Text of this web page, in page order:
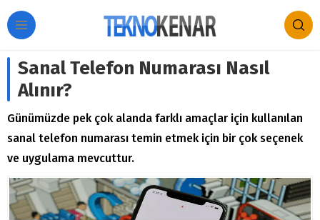
Sanal Telefon Numarası Nasıl
Alınır?
Günümüzde pek çok alanda farklı amaçlar için kullanılan
sanal telefon numarası temin etmek için bir çok seçenek
ve uygulama mevcuttur.